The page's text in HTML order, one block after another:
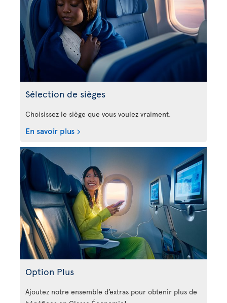
Sélection de sièges
Choisissez le siège que vous voulez vraiment.
En savoir plus
Option Plus
Ajoutez notre ensemble d’extras pour obtenir plus de